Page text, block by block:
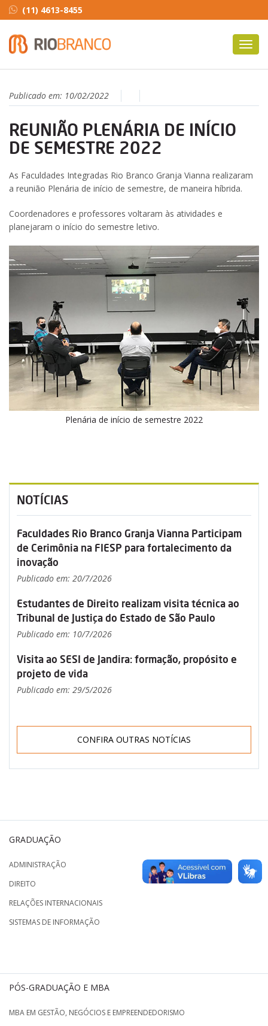
(11) 4613-8455
Publicado em: 10/02/2022
REUNIÃO PLENÁRIA DE INÍCIO
DE SEMESTRE 2022
As Faculdades Integradas Rio Branco Granja Vianna realizaram
a reunião Plenária de início de semestre, de maneira híbrida.
Coordenadores e professores voltaram às atividades e
planejaram o início do semestre letivo.
Plenária de início de semestre 2022
NOTÍCIAS
Faculdades Rio Branco Granja Vianna Participam
de Cerimônia na FIESP para fortalecimento da
inovação
Publicado em: 20/7/2026
Estudantes de Direito realizam visita técnica ao
Tribunal de Justiça do Estado de São Paulo
Publicado em: 10/7/2026
Visita ao SESI de Jandira: formação, propósito e
projeto de vida
Publicado em: 29/5/2026
CONFIRA OUTRAS NOTÍCIAS
GRADUAÇÃO
ADMINISTRAÇÃO
DIREITO
RELAÇÕES INTERNACIONAIS
SISTEMAS DE INFORMAÇÃO
PÓS-GRADUAÇÃO E MBA
MBA EM GESTÃO, NEGÓCIOS E EMPREENDEDORISMO